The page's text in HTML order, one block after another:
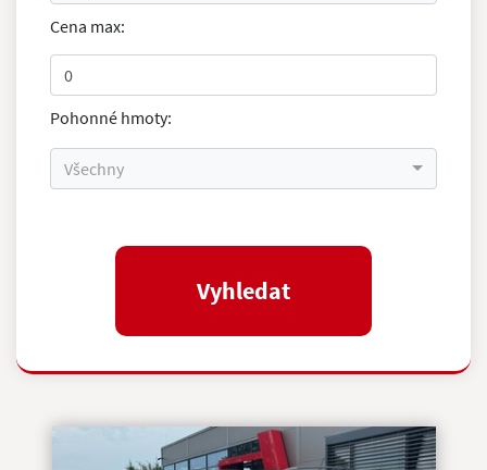
Cena max:
Pohonné hmoty:
Všechny
Vyhledat